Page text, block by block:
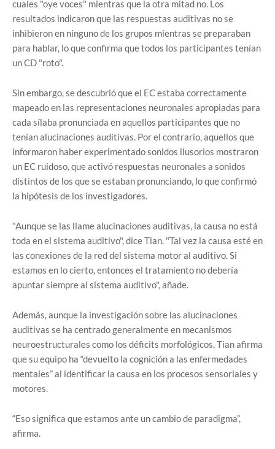
cuales "oye voces" mientras que la otra mitad no. Los
resultados indicaron que las respuestas auditivas no se
inhibieron en ninguno de los grupos mientras se preparaban
para hablar, lo que confirma que todos los participantes tenían
un CD "roto".
Sin embargo, se descubrió que el EC estaba correctamente
mapeado en las representaciones neuronales apropiadas para
cada sílaba pronunciada en aquellos participantes que no
tenían alucinaciones auditivas. Por el contrario, aquellos que
informaron haber experimentado sonidos ilusorios mostraron
un EC ruidoso, que activó respuestas neuronales a sonidos
distintos de los que se estaban pronunciando, lo que confirmó
la hipótesis de los investigadores.
"Aunque se las llame alucinaciones auditivas, la causa no está
toda en el sistema auditivo", dice Tian. "Tal vez la causa esté en
las conexiones de la red del sistema motor al auditivo. Si
estamos en lo cierto, entonces el tratamiento no debería
apuntar siempre al sistema auditivo", añade.
Además, aunque la investigación sobre las alucinaciones
auditivas se ha centrado generalmente en mecanismos
neuroestructurales como los déficits morfológicos, Tian afirma
que su equipo ha “devuelto la cognición a las enfermedades
mentales” al identificar la causa en los procesos sensoriales y
motores.
“Eso significa que estamos ante un cambio de paradigma”,
afirma.